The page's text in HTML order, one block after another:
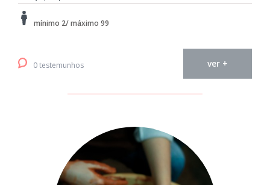
mínimo 2/ máximo 99
0 testemunhos ver +